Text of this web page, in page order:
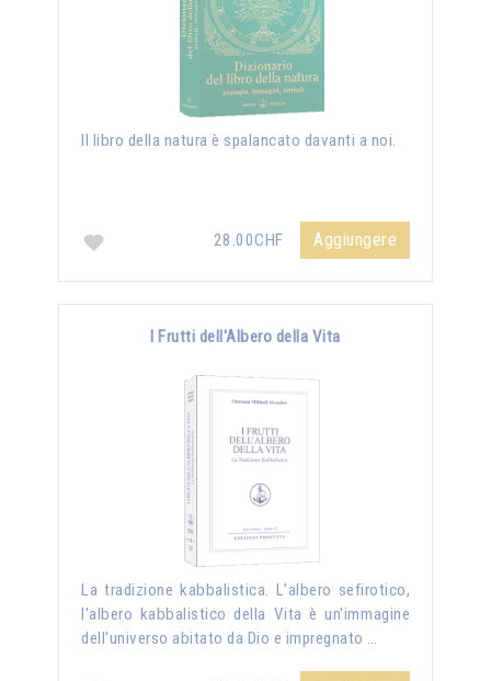
Il libro della natura è spalancato davanti a noi.
28.00CHF Aggiungere
I Frutti dell'Albero della Vita
La tradizione kabbalistica. L’albero sefirotico,
l'albero kabbalistico della Vita è un'immagine
dell'universo abitato da Dio e impregnato …